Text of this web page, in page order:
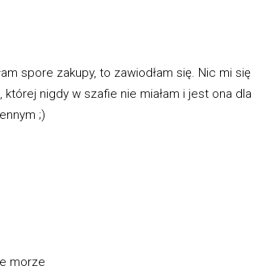
spore zakupy, to zawiodłam się. Nic mi się
nigdy w szafie nie miałam i jest ona dla
;)
morze